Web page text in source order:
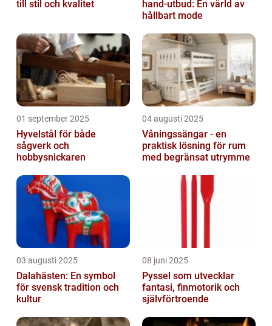
till stil och kvalitet
hand-utbud: En värld av
hållbart mode
01 september 2025
Hyvelstål för både
sågverk och
hobbysnickaren
04 augusti 2025
Våningssängar - en
praktisk lösning för rum
med begränsat utrymme
03 augusti 2025
Dalahästen: En symbol
för svensk tradition och
kultur
08 juni 2025
Pyssel som utvecklar
fantasi, finmotorik och
självförtroende